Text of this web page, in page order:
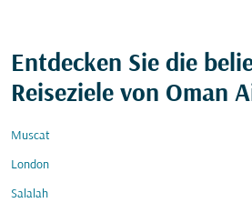
Entdecken Sie die
Reiseziele von Oman
Muscat
London
Salalah